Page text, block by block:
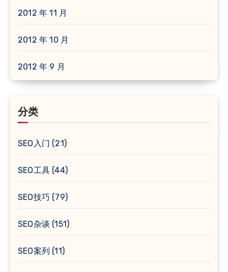
2012 年 11 月
2012 年 10 月
2012 年 9 月
分类
SEO入门 (21)
SEO工具 (44)
SEO技巧 (79)
SEO杂谈 (151)
SEO案列 (11)